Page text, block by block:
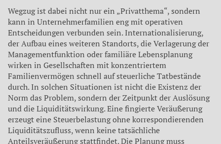
Wegzug ist dabei nicht nur ein „Privatthema“, sondern
kann in Unternehmerfamilien eng mit operativen
Entscheidungen verbunden sein. Internationalisierung,
der Aufbau eines weiteren Standorts, die Verlagerung der
Managementfunktion oder familiäre Lebensplanung
wirken in Gesellschaften mit konzentriertem
Familienvermögen schnell auf steuerliche Tatbestände
durch. In solchen Situationen ist nicht die Existenz der
Norm das Problem, sondern der Zeitpunkt der Auslösung
und die Liquiditätswirkung. Eine fingierte Veräußerung
erzeugt eine Steuerbelastung ohne korrespondierenden
Liquiditätszufluss, wenn keine tatsächliche
Anteilsveräußerung stattfindet. Die Planung muss